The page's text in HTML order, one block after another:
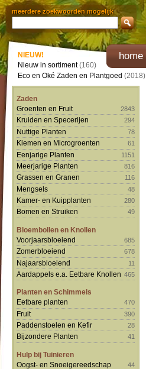
meerdere zoekwoorden mogelijk
home
NIEUW!
Nieuw in sortiment(160)
Eco en Oké Zaden en Plantgoed (2018)
Zaden
Groenten en Fruit
2843
Kruiden en Specerijen 294
Nuttige Planten 78
Kiemen en Microgroenten 61
Eenjarige Planten 1151
Meerjarige Planten 816
Grassen en Granen 116
Mengsels 48
Kamer- en Kuipplanten 280
Bomen en Struiken 49
Bloembollen en Knollen
Voorjaarsbloeiend
685
Zomerbloeiend 678
Najaarsbloeiend 11
Aardappels e.a. Eetbare Knollen 465
Planten en Schimmels
Eetbare planten
470
Fruit 390
Paddenstoelen en Kefir 28
Bijzondere Planten 41
Hulp bij Tuinieren
Oogst- en Snoeigereedschap
44